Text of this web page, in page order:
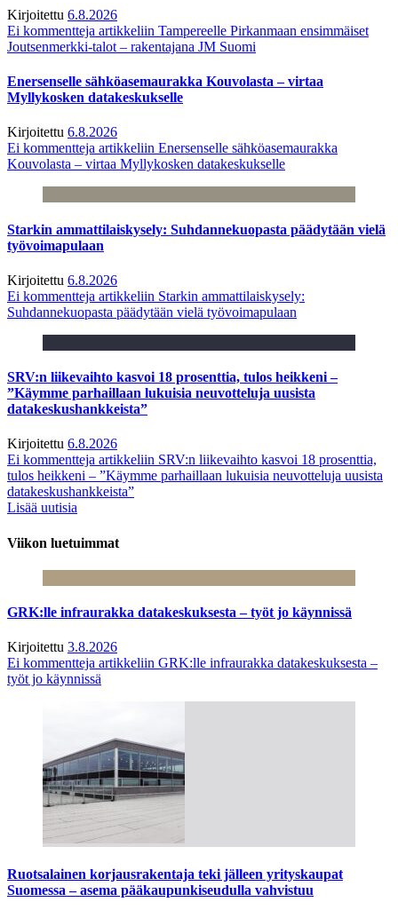
Kirjoitettu 6.8.2026
Ei kommentteja artikkeliin Tampereelle Pirkanmaan ensimmäiset
Joutsenmerkki-talot – rakentajana JM Suomi
Enersenselle sähköasemaurakka Kouvolasta – virtaa
Myllykosken datakeskukselle
Kirjoitettu 6.8.2026
Ei kommentteja artikkeliin Enersenselle sähköasemaurakka
Kouvolasta – virtaa Myllykosken datakeskukselle
Starkin ammattilaiskysely: Suhdannekuopasta päädytään vielä
työvoimapulaan
Kirjoitettu 6.8.2026
Ei kommentteja artikkeliin Starkin ammattilaiskysely:
Suhdannekuopasta päädytään vielä työvoimapulaan
SRV:n liikevaihto kasvoi 18 prosenttia, tulos heikkeni –
”Käymme parhaillaan lukuisia neuvotteluja uusista
datakeskushankkeista”
Kirjoitettu 6.8.2026
Ei kommentteja artikkeliin SRV:n liikevaihto kasvoi 18 prosenttia,
tulos heikkeni – ”Käymme parhaillaan lukuisia neuvotteluja uusista
datakeskushankkeista”
Lisää uutisia
Viikon luetuimmat
GRK:lle infraurakka datakeskuksesta – työt jo käynnissä
Kirjoitettu 3.8.2026
Ei kommentteja artikkeliin GRK:lle infraurakka datakeskuksesta –
työt jo käynnissä
Ruotsalainen korjausrakentaja teki jälleen yrityskaupat
Suomessa – asema pääkaupunkiseudulla vahvistuu